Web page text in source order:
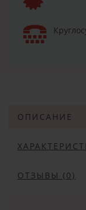
ОПИСАНИЕ
ОТЗЫВЫ (0)